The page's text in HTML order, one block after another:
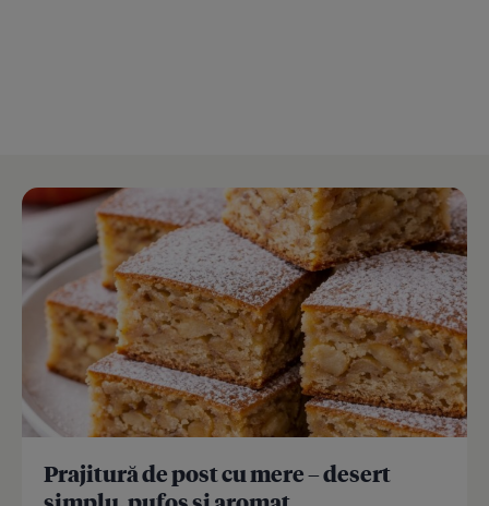
Prajitură de post cu mere – desert